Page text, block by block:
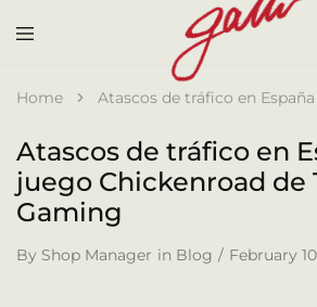
Home Atascos de tráfico en
Atascos de tráfico en
juego Chickenroad de
Gaming
By Shop Manager in Blog February